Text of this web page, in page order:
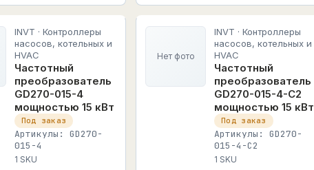
INVT · Контроллеры
насосов, котельных и
HVAC
Частотный
преобразователь
GD270-015-4
мощностью 15 кВт
Под заказ
Артикулы: GD270-
015-4
1 SKU
Нет фото
INVT · Контроллеры
насосов, котельных и
HVAC
Частотный
преобразователь
GD270-015-4-C2
мощностью 15 кВт
Под заказ
Артикулы: GD270-
015-4-C2
1 SKU